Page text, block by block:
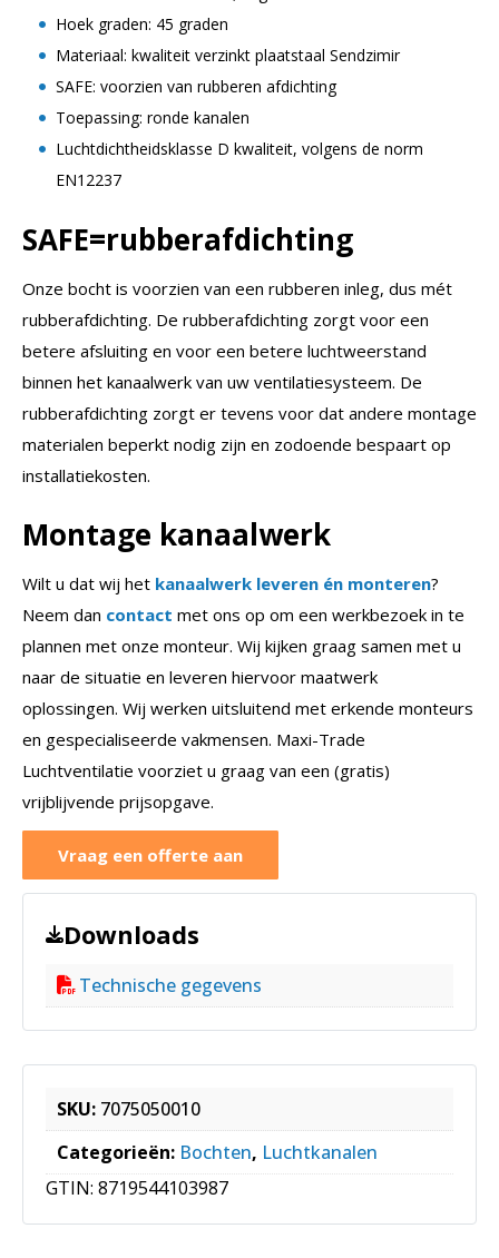
Hoek graden: 45 graden
Materiaal: kwaliteit verzinkt plaatstaal Sendzimir
SAFE: voorzien van rubberen afdichting
Toepassing: ronde kanalen
Luchtdichtheidsklasse D kwaliteit, volgens de norm
EN12237
SAFE=rubberafdichting
Onze bocht is voorzien van een rubberen inleg, dus mét
rubberafdichting. De rubberafdichting zorgt voor een
betere afsluiting en voor een betere luchtweerstand
binnen het kanaalwerk van uw ventilatiesysteem. De
rubberafdichting zorgt er tevens voor dat andere montage
materialen beperkt nodig zijn en zodoende bespaart op
installatiekosten.
Montage kanaalwerk
Wilt u dat wij het kanaalwerk leveren én monteren?
Neem dan contact met ons op om een werkbezoek in te
plannen met onze monteur. Wij kijken graag samen met u
naar de situatie en leveren hiervoor maatwerk
oplossingen. Wij werken uitsluitend met erkende monteurs
en gespecialiseerde vakmensen. Maxi-Trade
Luchtventilatie voorziet u graag van een (gratis)
vrijblijvende prijsopgave.
Vraag een offerte aan
Downloads
Technische gegevens
SKU: 7075050010
Categorieën: Bochten, Luchtkanalen
GTIN: 8719544103987